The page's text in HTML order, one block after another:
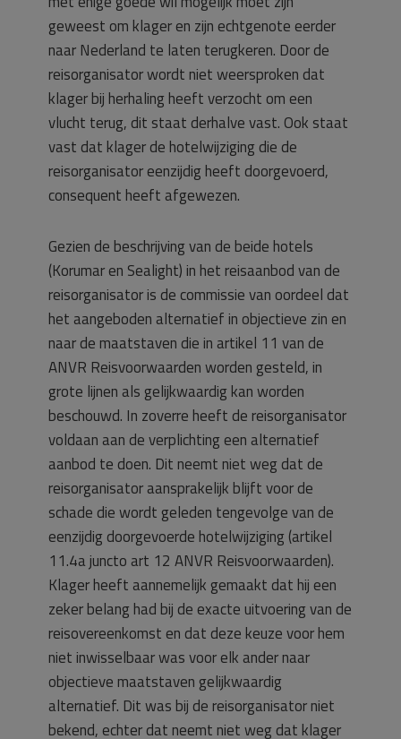
geweest om klager en zijn echtgenote eerder
naar Nederland te laten terugkeren. Door de
reisorganisator wordt niet weersproken dat
klager bij herhaling heeft verzocht om een
vlucht terug, dit staat derhalve vast. Ook staat
vast dat klager de hotelwijziging die de
reisorganisator eenzijdig heeft doorgevoerd,
consequent heeft afgewezen.
Gezien de beschrijving van de beide hotels
(Korumar en Sealight) in het reisaanbod van de
reisorganisator is de commissie van oordeel dat
het aangeboden alternatief in objectieve zin en
naar de maatstaven die in artikel 11 van de
ANVR Reisvoorwaarden worden gesteld, in
grote lijnen als gelijkwaardig kan worden
beschouwd. In zoverre heeft de reisorganisator
voldaan aan de verplichting een alternatief
aanbod te doen. Dit neemt niet weg dat de
reisorganisator aansprakelijk blijft voor de
schade die wordt geleden tengevolge van de
eenzijdig doorgevoerde hotelwijziging (artikel
11.4a juncto art 12 ANVR Reisvoorwaarden).
Klager heeft aannemelijk gemaakt dat hij een
zeker belang had bij de exacte uitvoering van de
reisovereenkomst en dat deze keuze voor hem
niet inwisselbaar was voor elk ander naar
objectieve maatstaven gelijkwaardig
alternatief. Dit was bij de reisorganisator niet
bekend, echter dat neemt niet weg dat klager